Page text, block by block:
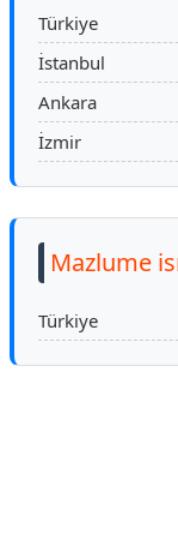
Türkiye
İstanbul
Ankara
İzmir
Mazlume
Türkiye